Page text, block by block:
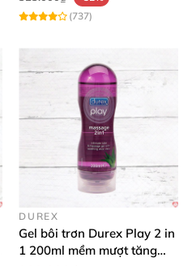
(737)
DUREX
Gel bôi trơn Durex Play 2 in
1 200ml mềm mượt tăng